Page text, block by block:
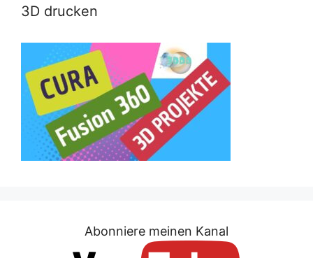
3D drucken
Abonniere meinen Kanal